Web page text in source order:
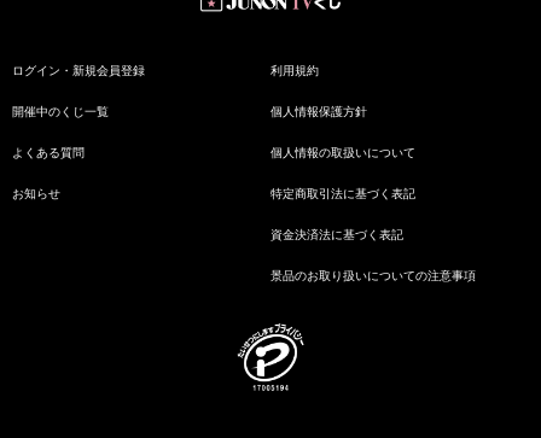
ログイン・新規会員登録
開催中のくじ一覧
よくある質問
お知らせ
利用規約
個人情報保護方針
個人情報の取扱いについて
特定商取引法に基づく表記
資金決済法に基づく表記
景品のお取り扱いについての注意事項